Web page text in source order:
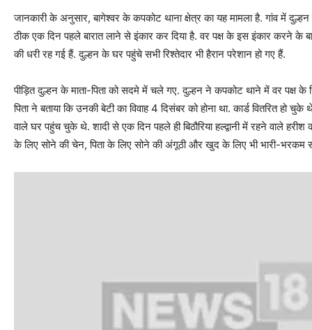
जानकारी के अनुसार, बागेश्वर के कपकोट थाना क्षेत्र का यह मामला है. गांव में
ठीक एक दिन पहले बारात लाने से इंकार कर दिया है. वर पक्ष के इस इंकार करने के
की धरी रह गई हैं. दुल्हन के घर पहुंचे सभी रिश्तेदार भी हैरान परेशान हो गए हैं.
पीड़ित दुल्हन के माता-पिता को सदमे में चले गए. दुल्हन ने कपकोट थाने में वर पक्ष के
पिता ने बताया कि उनकी बेटी का विवाह 4 दिसंबर को होना था. कार्ड वितरित हो
वाले घर पहुंच चुके थे. शादी से एक दिन पहले ही बिठौरिया हल्द्वानी में रहने वाले
के लिए सोने की चेन, पिता के लिए सोने की अंगूठी और खुद के लिए भी भारी-भरकम